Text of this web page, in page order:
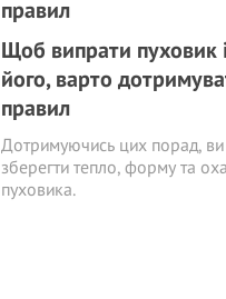
Щоб випрати пуховик
його, варто
правил
Дотримуючись цих порад,
зберегти тепло, форму та
пуховика.